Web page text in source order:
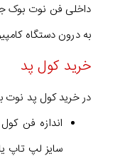
داخلی فن نوت بوک
به درون دستگاه
خرید کول پد
در خرید کول پد نوت
اندازه فن
سایز لپ تاپ